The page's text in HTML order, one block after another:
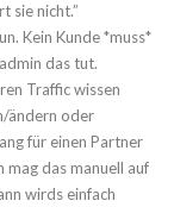
sie nicht.”
Kein Kunde *muss*
das tut.
Traffic wissen
ändern oder
für einen Partner
mag das manuell auf
wirds einfach